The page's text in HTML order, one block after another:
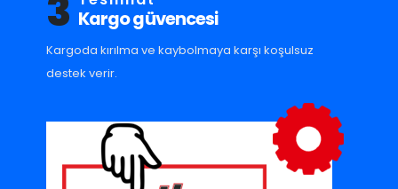
3 Kargo güvencesi
Kargoda kırılma ve kaybolmaya karşı koşulsuz
destek verir.